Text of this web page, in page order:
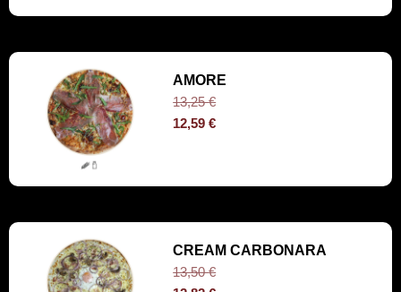
AMORE
13,25€
12,59€
CREAM CARBONARA
13,50€